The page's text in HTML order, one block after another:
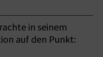
in seinem
auf den Punkt: